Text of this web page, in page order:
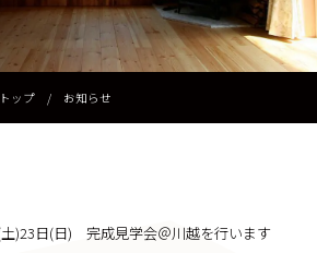
トップ/ お知らせ
)23日(日) 完成見学会＠川越を行います